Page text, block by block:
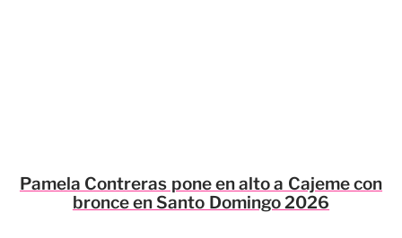
Pamela Contreras pone en alto a Cajeme con
bronce en Santo Domingo 2026